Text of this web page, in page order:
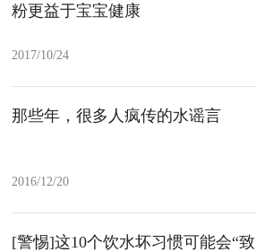
粉更益于宝宝健康
2017/10/24
那些年，很多人疯传的水谣言
2016/12/20
[警惕]这10个饮水坏习惯可能会“致